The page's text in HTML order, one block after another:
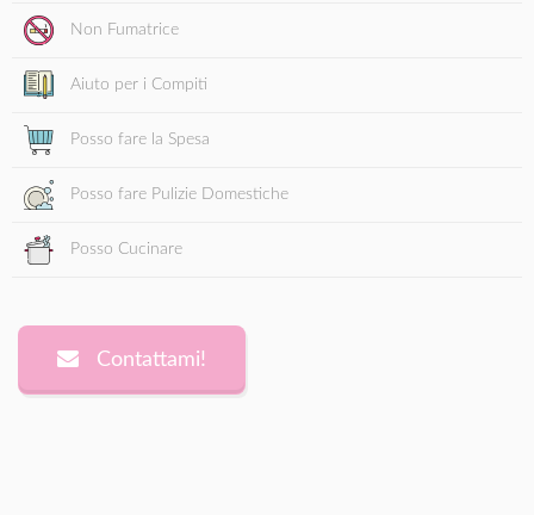
Non Fumatrice
Aiuto per i Compiti
Posso fare la Spesa
Posso fare Pulizie Domestiche
Posso Cucinare
Contattami!